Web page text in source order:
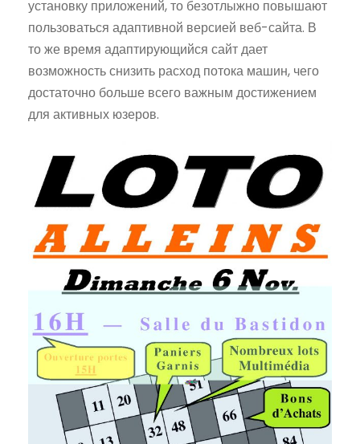
установку приложений, то безотлыжно повышают
пользоваться адаптивной версией веб-сайта. В
то же время адаптирующийся сайт дает
возможность снизить расход потока машин, чего
достаточно больше всего важным достижением
для активных юзеров.